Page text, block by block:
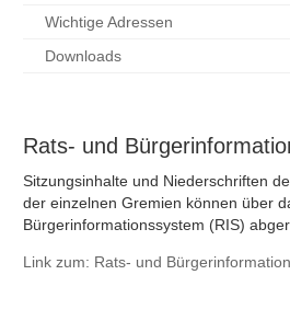
Wichtige Adressen
Downloads
Rats- und
Sitzungsinhalte und Niederschriften
der einzelnen Gremien können über
Bürgerinformationssystem (RIS)
Link zum: Rats- und